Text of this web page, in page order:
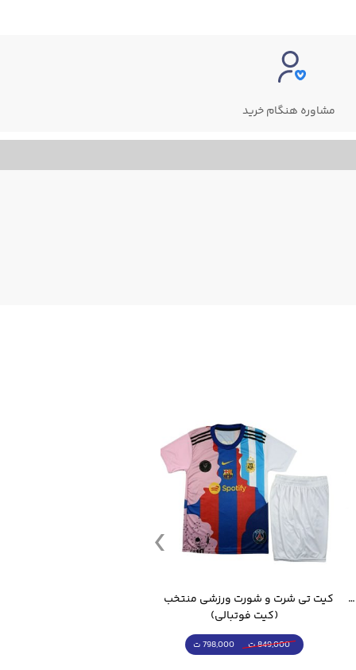
مشاوره هنگام خرید
قمقمه ورزشی جاگ واتر 2.2 لیتر ایزی فیت
(کیت فوتبالی)
849,000 ت 798,000 ت